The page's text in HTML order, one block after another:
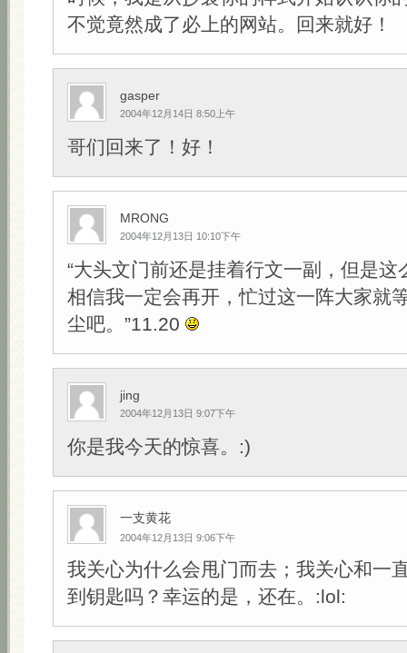
不觉竟然成了必上的网站。回来就好！
gasper
2004年12月14日 8:50上午
哥们回来了！好！
MRONG
2004年12月13日 10:10下午
“大头文门前还是挂着行文一副，但是这
相信我一定会再开，忙过这一阵大家就
尘吧。”11.20
jing
2004年12月13日 9:07下午
你是我今天的惊喜。:)
一支黄花
2004年12月13日 9:06下午
我关心为什么会甩门而去；我关心和一
到钥匙吗？幸运的是，还在。:lol: